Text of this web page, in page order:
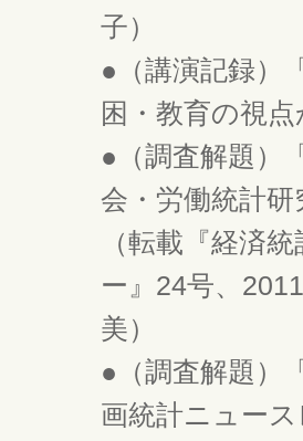
子）
●（講演記録）
困・教育の視
●（調査解題）
会・労働統計
（転載『経済
ー』24号、
美）
●（調査解題）
画統計ニュー